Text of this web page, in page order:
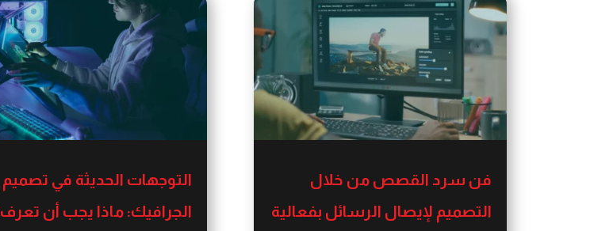
فن سرد القصص من خلال
التصميم لإيصال الرسائل بفعالية
التوجهات الحديثة في تصميم
الجرافيك: ماذا يجب أن